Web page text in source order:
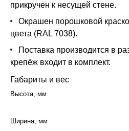
прикручен к несущей стене.
Окрашен порошковой
цвета (RAL 7038).
Поставка производится в
крепёж входит в комплект.
Габариты и вес
Высота, мм
Ширина, мм